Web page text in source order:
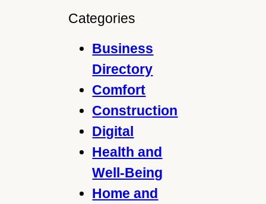
Categories
Business
Directory
Comfort
Construction
Digital
Health and
Well-Being
Home and